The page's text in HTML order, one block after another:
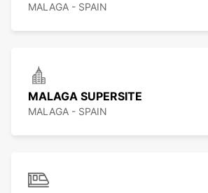
MALAGA - SPAIN
MALAGA SUPERSITE
MALAGA - SPAIN